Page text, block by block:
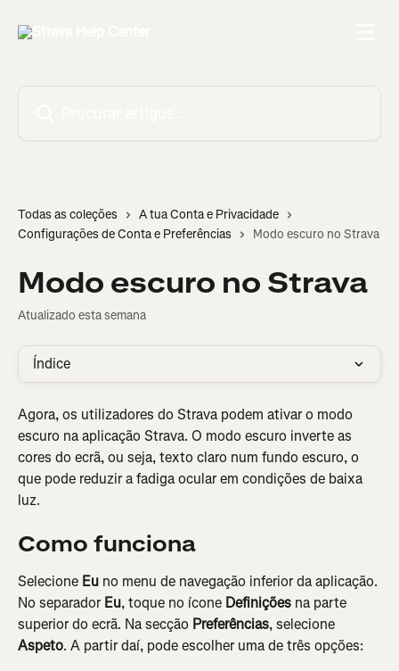
Todas as coleções
A tua Conta e Privacidade
Configurações de Conta e Preferências
Modo escuro no Strava
Modo escuro no Strava
Atualizado esta semana
Índice
Agora, os utilizadores do Strava podem ativar o modo
escuro na aplicação Strava. O modo escuro inverte as
cores do ecrã, ou seja, texto claro num fundo escuro, o
que pode reduzir a fadiga ocular em condições de baixa
luz.
Como funciona
Selecione Eu no menu de navegação inferior da aplicação.
No separador Eu, toque no ícone Definições na parte
superior do ecrã. Na secção Preferências, selecione
Aspeto. A partir daí, pode escolher uma de três opções: